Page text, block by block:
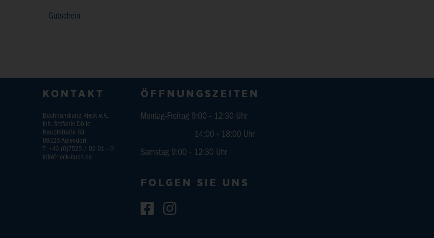
Gutschein
KONTAKT
Buchhandlung Rieck e.K.
Inh. Stefanie Dölle
Hauptstraße 63
88326 Aulendorf
T: +49 (0)7525 / 92 01 - 0
info@rieck-buch.de
ÖFFNUNGSZEITEN
Montag-Freitag 9:00 - 12:30 Uhr
14:00 - 18:00 Uhr
Samstag 9:00 - 12:30 Uhr
FOLGEN SIE UNS